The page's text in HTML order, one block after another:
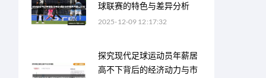
球联赛的特色与差异分析
2025-12-09 12:17:32
探究现代足球运动员年薪居
高不下背后的经济动力与市